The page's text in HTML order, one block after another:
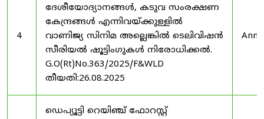
4
ദേശീയോദ്യാനങ്ങൾ, കടുവ സംരക്ഷണ
കേന്ദ്രങ്ങൾ എന്നിവയ്ക്കുള്ളിൽ
വാണിജ്യ സിനിമ അല്ലെങ്കിൽ ടെലിവിഷൻ
സീരിയൽ ഷൂട്ടിംഗുകൾ നിരോധിക്കൽ.
G.O(Rt)No.363/2025/F&WLD
തീയതി:26.08.2025
ഡെപ്യൂട്ടി റെയിഞ്ച് ഫോറസ്റ്റ്